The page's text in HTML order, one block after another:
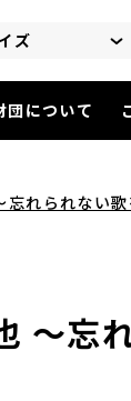
ズ
団について
れられない歌
～忘
ト2025 with